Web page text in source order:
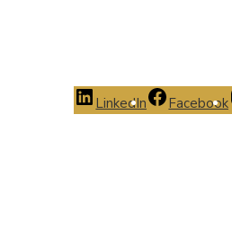
LinkedIn Facebook